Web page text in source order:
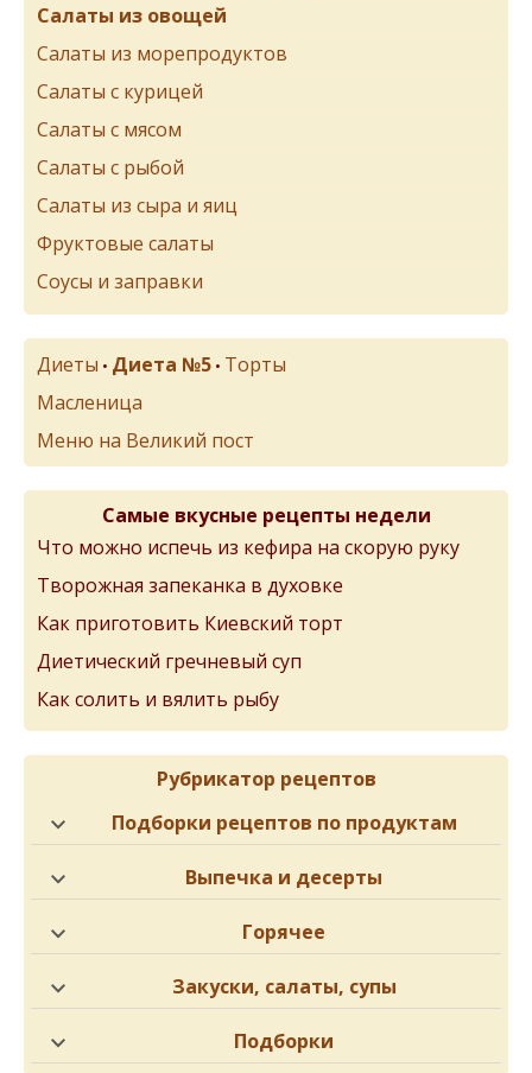
Салаты из овощей
Салаты из морепродуктов
Салаты с курицей
Салаты с мясом
Салаты с рыбой
Салаты из сыра и яиц
Фруктовые салаты
Соусы и заправки
Диеты • Диета №5 • Торты
Масленица
Меню на Великий пост
Самые вкусные рецепты недели
Что можно испечь из кефира на скорую руку
Творожная запеканка в духовке
Как приготовить Киевский торт
Диетический гречневый суп
Как солить и вялить рыбу
Рубрикатор рецептов
Подборки рецептов по продуктам
Выпечка и десерты
Горячее
Закуски, салаты, супы
Подборки